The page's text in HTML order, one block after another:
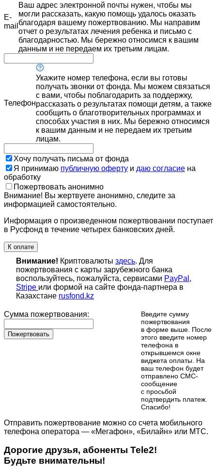
E-
mail
Ваш адрес электронной почты нужен, чтобы мы
могли рассказать, какую помощь удалось оказать
благодаря вашему пожертвованию. Мы направим
отчет о результатах лечения ребенка и письмо с
благодарностью. Мы бережно относимся к вашим
данным и не передаем их третьим лицам.
Телефон
Укажите номер телефона, если вы готовы
получать звонки от фонда. Мы можем связаться
с вами, чтобы поблагодарить за поддержку,
рассказать о результатах помощи детям, а также
сообщить о благотворительных программах и
способах участия в них. Мы бережно относимся
к вашим данным и не передаем их третьим
лицам.
Хочу получать письма от фонда
Я принимаю публичную оферту и даю согласие на
обработку
Пожертвовать анонимно
Внимание! Вы жертвуете анонимно, следите за
информацией самостоятельно.
Информация о произведенном пожертвовании поступает
в Русфонд в течение четырех банковских дней.
К оплате
Внимание! Криптовалюты здесь. Для
пожертвования с карты зарубежного банка
воспользуйтесь, пожалуйста, сервисами PayPal ,
Stripe или формой на сайте фонда-партнера в
Казахстане rusfond.kz
Сумма пожертвования:
Пожертвовать
Введите сумму
пожертвования
в форме выше. После
этого введите номер
телефона в
открывшемся окне
виджета оплаты. На
ваш телефон будет
отправлено СМС-
сообщение
с просьбой
подтвердить платеж.
Cпасибо!
Отправить пожертвование можно со счета мобильного
телефона оператора — «Мегафон», «Билайн» или МТС.
Дорогие друзья, абоненты Tele2!
Будьте внимательны!